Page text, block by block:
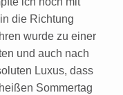
die Richtung
wurde zu einer
und auch nach
Luxus, dass
Sommertag